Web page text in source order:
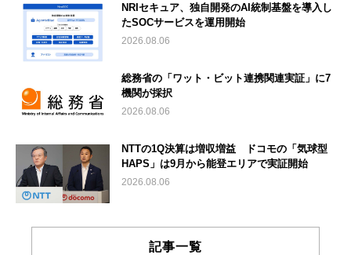
NRIセキュア、独自開発のAI統制基盤を導入し
たSOCサービスを運用開始
2026.08.06
総務省の「ワット・ビット連携関連実証」に7
機関が採択
2026.08.06
NTTの1Q決算は増収増益 ドコモの「気球型
HAPS」は9月から能登エリアで実証開始
2026.08.06
記事一覧